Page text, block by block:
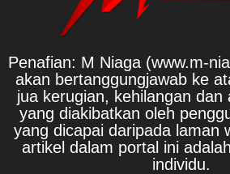
Penafian: M Niaga (www.m-
akan bertanggungjawab ke
jua kerugian, kehilangan dan
yang diakibatkan oleh
yang dicapai daripada laman
artikel dalam portal ini
individu.